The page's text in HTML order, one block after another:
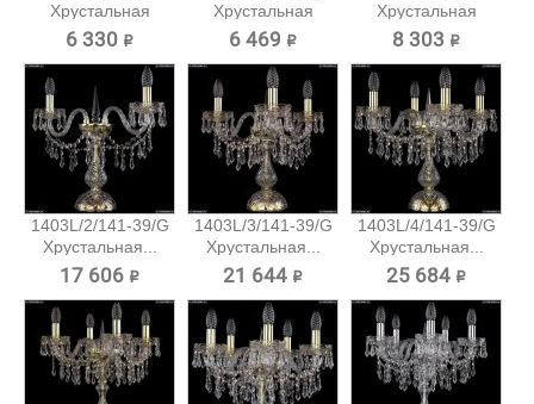
Хрустальная
настольная...
6 330 ₽
Хрустальная
настольная...
6 469 ₽
Хрустальная
настольная...
8 303 ₽
1403L/2/141-39/G
Хрустальная...
17 606 ₽
1403L/3/141-39/G
Хрустальная...
21 644 ₽
1403L/4/141-39/G
Хрустальная...
25 684 ₽